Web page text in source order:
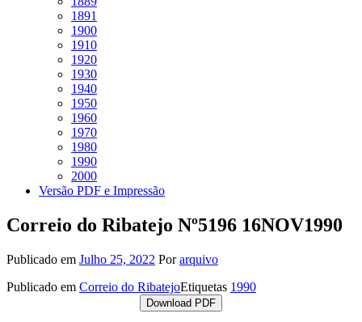
1891
1900
1910
1920
1930
1940
1950
1960
1970
1980
1990
2000
Versão PDF e Impressão
Correio do Ribatejo Nº5196 16NOV1990
Publicado em Julho 25, 2022 Porarquivo
Publicado em Correio do RibatejoEtiquetas 1990
Download PDF